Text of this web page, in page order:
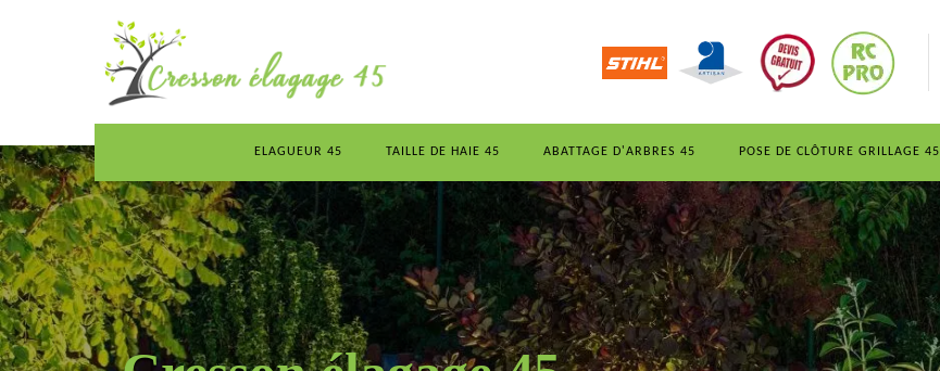
ELAGUEUR 45 TAILLE DE HAIE 45 ABATTAGE D'ARBRES 45 POSE DE CLÔTURE GRILLAGE 45